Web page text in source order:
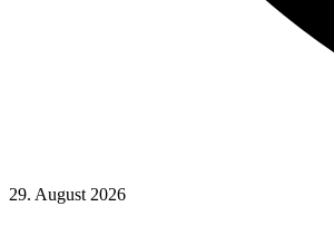
29. August 2026